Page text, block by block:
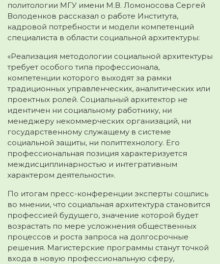
политологии МГУ имени М.В. Ломоносова Сергей
Володенков рассказал о работе Института,
кадровой потребности и модели компетенций
специалиста в области социальной архитектуры:
«Реализация методологии социальной архитектуры
требует особого типа профессионала,
компетенции которого выходят за рамки
традиционных управленческих, аналитических или
проектных ролей. Социальный архитектор не
идентичен ни социальному работнику, ни
менеджеру некоммерческих организаций, ни
государственному служащему в системе
социальной защиты, ни политтехнологу. Его
профессиональная позиция характеризуется
междисциплинарностью и интегративным
характером деятельности».
По итогам пресс-конференции эксперты сошлись
во мнении, что социальная архитектура становится
профессией будущего, значение которой будет
возрастать по мере усложнения общественных
процессов и роста запроса на долгосрочные
решения. Магистерские программы станут точкой
входа в новую профессиональную сферу,